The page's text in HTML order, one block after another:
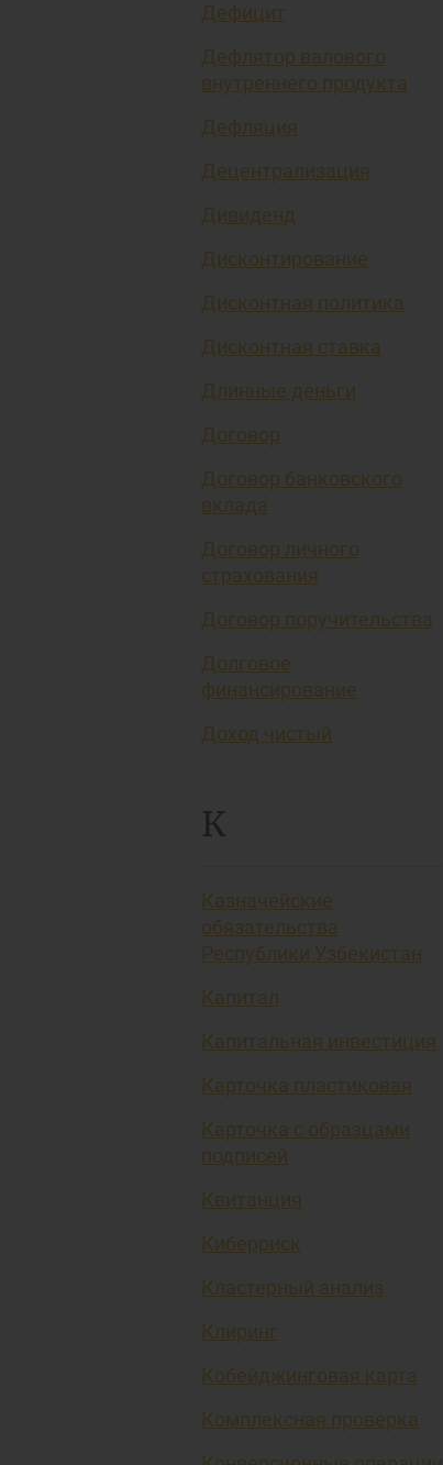
Дефицит
Дефлятор валового
внутреннего продукта
Дефляция
Децентрализация
Дивиденд
Дисконтирование
Дисконтная политика
Дисконтная ставка
Длинные деньги
Договор
Договор банковского
вклада
Договор личного
страхования
Договор поручительства
Долговое
финансирование
Доход чистый
К
Казначейские
обязательства
Республики Узбекистан
Капитал
Капитальная инвестиция
Карточка пластиковая
Карточка с образцами
подписей
Квитанция
Киберриск
Кластерный анализ
Клиринг
Кобейджинговая карта
Комплексная проверка